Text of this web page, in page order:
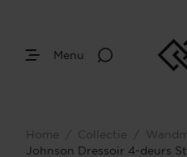
Menu
Home / Collectie /
Johnson Dressoir 4-deurs
Je bent gestart met het